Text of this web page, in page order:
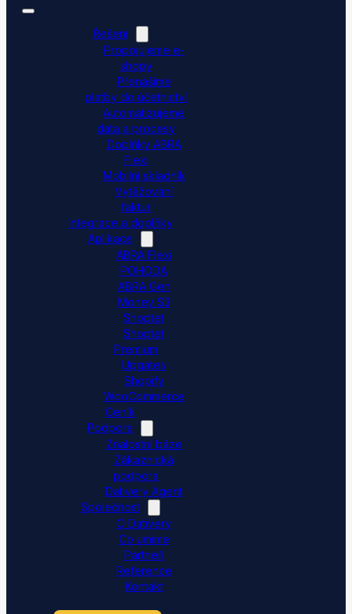
Řešení
Propojujeme e-
shopy
Přenášíme
platby do účetnictví
Automatizujeme
data a procesy
Doplňky ABRA
Flexi
Mobilní skladník
Vytěžování
faktur
Integrace a doplňky
Aplikace
ABRA Flexi
POHODA
ABRA Gen
Money S3
Shoptet
Shoptet
Premium
Upgates
Shopify
WooCommerce
Ceník
Podpora
Znalostní báze
Zákaznická
podpora
Dativery Agent
Společnost
O Dativery
Co umíme
Partneři
Reference
Kontakt